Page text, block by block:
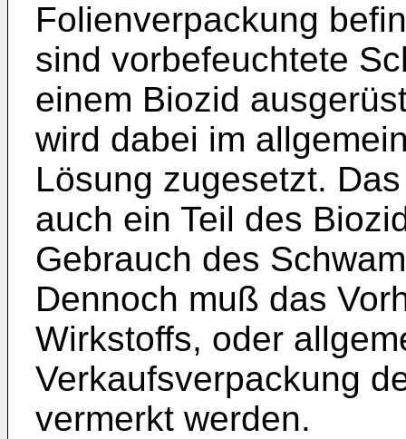
Folienverpackung
sind vorbefeuchtete
einem Biozid
wird dabei im
Lösung zugesetzt.
auch ein Teil des
Gebrauch des
Dennoch muß das
Wirkstoffs, oder
Verkaufsverpackung
vermerkt werden.